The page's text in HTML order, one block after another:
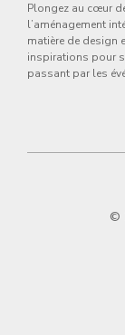
Plongez au cœur
l’aménagement
matière de design
inspirations pour
passant par les
©